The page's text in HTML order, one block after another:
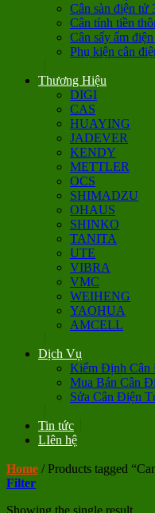
Cân sàn điện tử
Cân tính tiền
Cân sấy ẩm
Phụ kiện cân
Thương Hiệu
DIGI
CAS
HUAYING
JADEVER
KENDY
METTLER
OCS
SHIMADZU
OHAUS
SHINKO
TANITA
UTE
VIBRA
VMC
WEIHENG
YAOHUA
AMCELL
Dịch Vụ
Kiểm Định Cân
Mua Bán Cân
Sửa Cân Điện
Tin tức
LIên hệ
Home /Products tagged
Filter
Showing the single result